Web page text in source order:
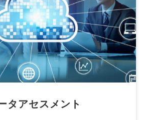
タアセスメント